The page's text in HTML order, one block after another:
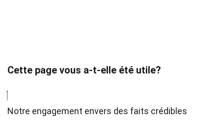
Cette page vous a-t-elle été utile?
Notre engagement envers des faits crédibles